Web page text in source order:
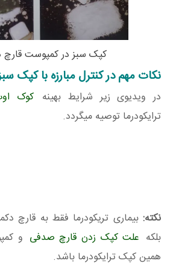
کپک سبز در کمپوست قارچ
نکات مهم در کنترل مبارزه با کپک
در ویدیوی زیر شرایط بهینه کوک
ترایکودرما توصیه میگردد.
نکته: بیماری تریکودرما فقط به قارچ
بلکه علت کپک زدن قارچ صدفی و
همین کپک ترایکودرما باشد.